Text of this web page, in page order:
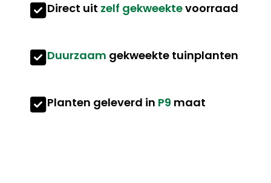
Direct uit zelf gekweektevoorraad
Duurzaam gekweekte tuinplanten
Planten geleverd in P9 maat